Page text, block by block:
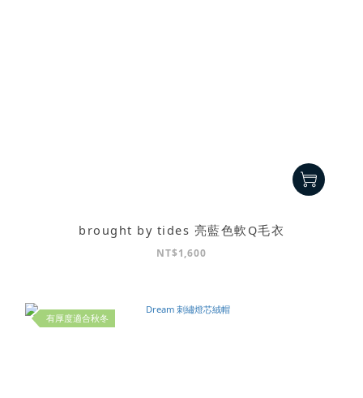
brought by tides 亮藍色軟Q毛衣
NT$1,600
有厚度適合秋冬